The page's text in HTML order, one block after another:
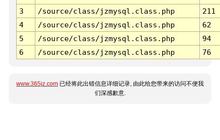
3 /source/class/jzmysql.class.php
211
4
/source/class/jzmysql.class.php
62
5
/source/class/jzmysql.class.php
94
6
/source/class/jzmysql.class.php 76
www.365jz.com 已经将此出错信息详细记录, 由此给您带来的访问不便我
们深感歉意.